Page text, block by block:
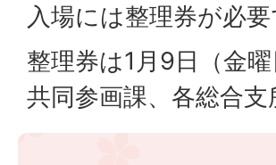
入場には整理券が必
整理券は1月9日（金
共同参画課、各総合